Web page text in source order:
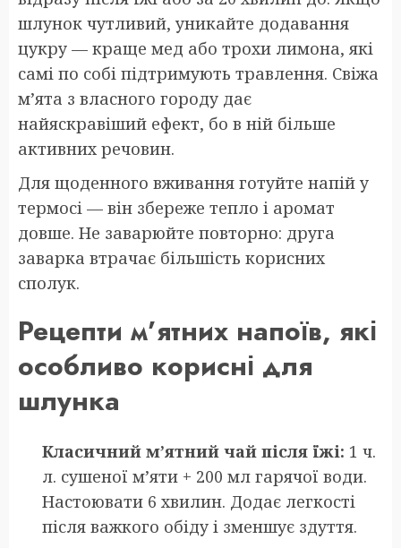
шлунок чутливий, уникайте додавання
цукру — краще мед або трохи лимона, які
самі по собі підтримують травлення. Свіжа
м’ята з власного городу дає
найяскравіший ефект, бо в ній більше
активних речовин.
Для щоденного вживання готуйте напій у
термосі — він збереже тепло і аромат
довше. Не заварюйте повторно: друга
заварка втрачає більшість корисних
сполук.
Рецепти м’ятних напоїв, які
особливо корисні для
шлунка
Класичний м’ятний чай після їжі: 1 ч.
л. сушеної м’яти + 200 мл гарячої води.
Настоювати 6 хвилин. Додає легкості
після важкого обіду і зменшує здуття.